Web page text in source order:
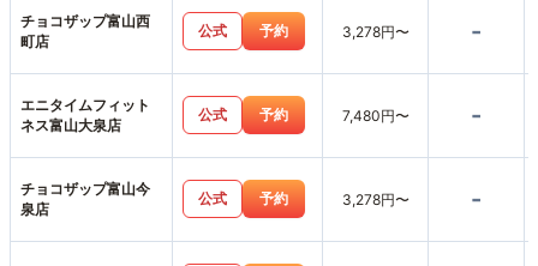
チョコザップ富山西
町店
公式 予約 3,278円〜 -
エニタイムフィット
ネス富山大泉店
公式 予約 7,480円〜 -
チョコザップ富山今
泉店
公式 予約 3,278円〜 -